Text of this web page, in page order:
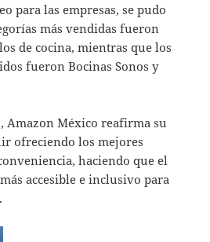
para las empresas, se pudo
más vendidas fueron
de cocina, mientras que los
fueron Bocinas Sonos y
Amazon México reafirma su
ofreciendo los mejores
haciendo que el
accesible e inclusivo para